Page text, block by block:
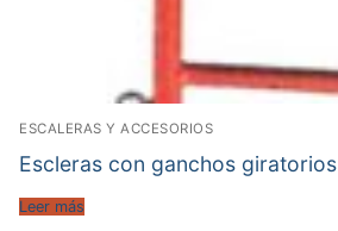
ESCALERAS Y ACCESORIOS
Escleras con ganchos giratorios
Leer más